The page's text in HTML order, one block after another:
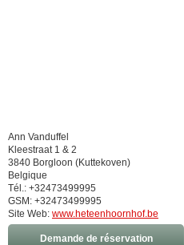
Ann Vanduffel
Kleestraat 1 & 2
3840 Borgloon (Kuttekoven)
Belgique
Tél.: +32473499995
GSM: +32473499995
Site Web: www.heteenhoornhof.be
Demande de réservation